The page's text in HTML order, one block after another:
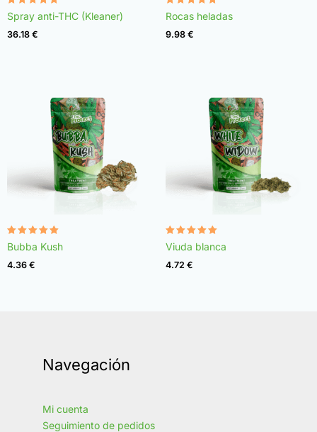
Valorado
con
4.75
de 5
Spray anti-THC (Kleaner)
36.18 €
Valorado
con
4.98
de 5
Rocas heladas
9.98 €
Valorado
con
4.96
de 5
Bubba Kush
4.36 €
Valorado
con
4.97
de 5
Viuda blanca
4.72 €
Navegación
Mi cuenta
Seguimiento de pedidos